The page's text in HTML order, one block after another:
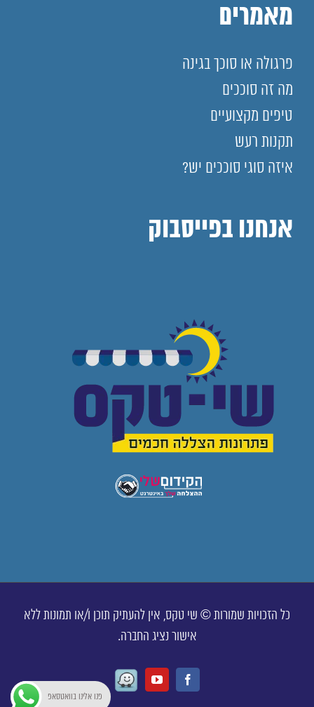
מאמרים
פרגולה או סוכך בגינה
מה זה סוככים
טיפים מקצועיים
תקנות רעש
איזה סוגי סוככים יש?
אנחנו בפייסבוק
כל הזכויות שמורות © שי טקס, אין להעתיק תוכן ו/או תמונות ללא
אישור נציג החברה.
Facebook
Youtube
Waze
פנו אלינו בוואטסאפ